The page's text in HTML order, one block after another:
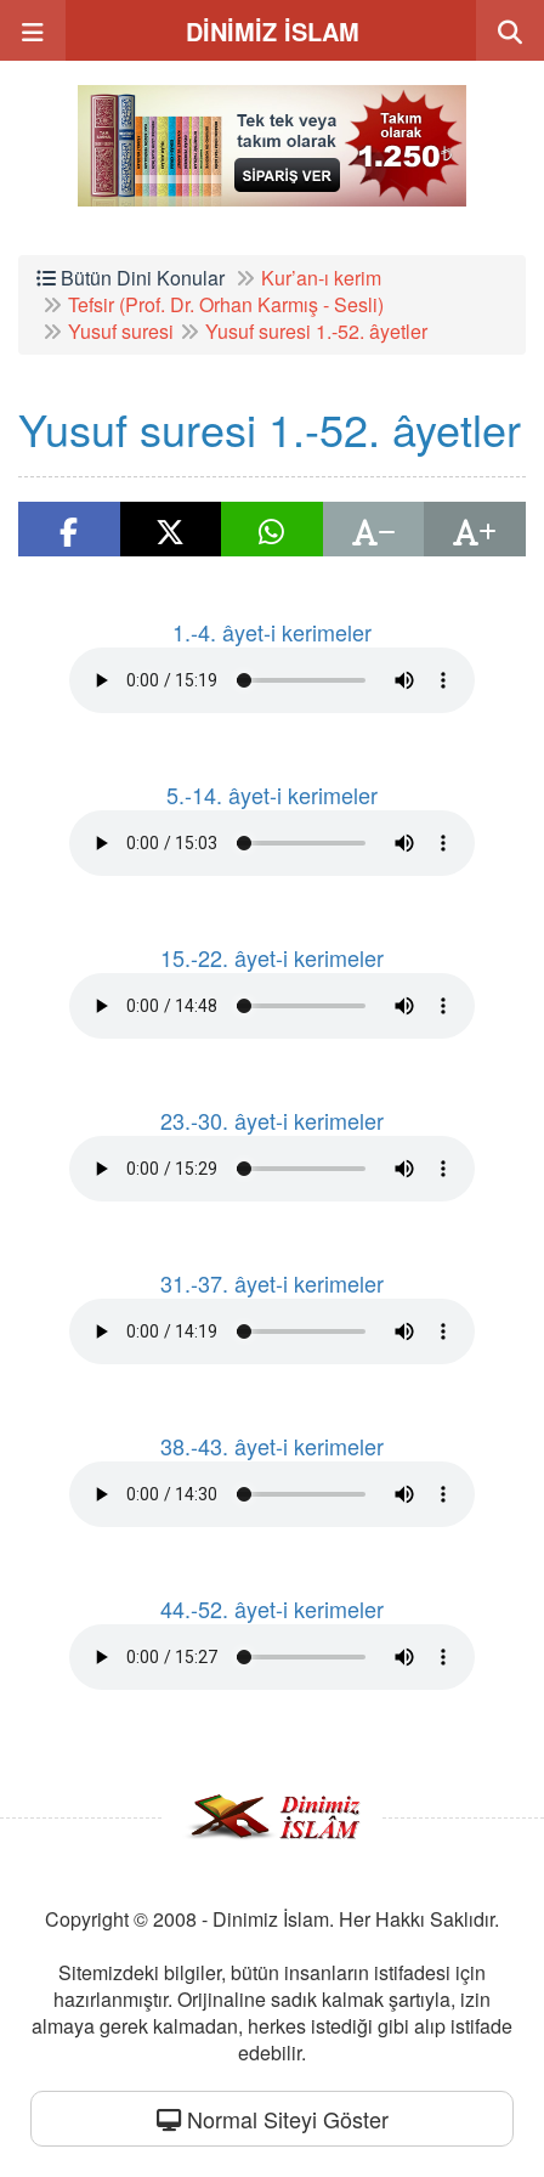
DİNİMİZ İSLAM
Bütün Dini Konular
Kur’an-ı kerim
Tefsir (Prof. Dr. Orhan Karmış - Sesli)
Yusuf suresi
Yusuf suresi 1.-52. âyetler
Yusuf suresi 1.-52. âyetler
1.-4. âyet-i kerimeler
5.-14. âyet-i kerimeler
15.-22. âyet-i kerimeler
23.-30. âyet-i kerimeler
31.-37. âyet-i kerimeler
38.-43. âyet-i kerimeler
44.-52. âyet-i kerimeler
Copyright © 2008 - Dinimiz İslam. Her Hakkı Saklıdır.
Sitemizdeki bilgiler, bütün insanların istifadesi için
hazırlanmıştır. Orijinaline sadık kalmak şartıyla, izin
almaya gerek kalmadan, herkes istediği gibi alıp istifade
edebilir.
Normal Siteyi Göster